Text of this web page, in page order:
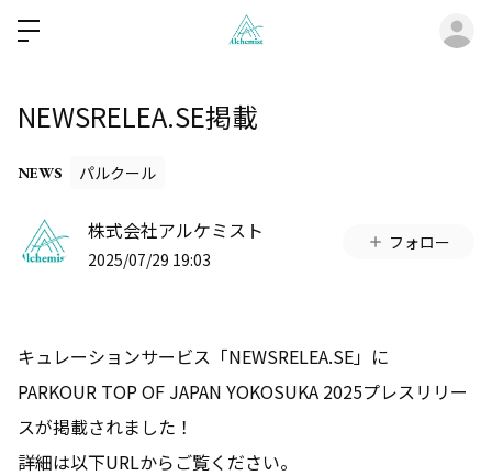
NEWSRELEA.SE掲載
NEWS パルクール
株式会社アルケミスト
2025/07/29 19:03
フォロー
キュレーションサービス「NEWSRELEA.SE」に
PARKOUR TOP OF JAPAN YOKOSUKA 2025プレスリリー
スが掲載されました！
詳細は以下URLからご覧ください。